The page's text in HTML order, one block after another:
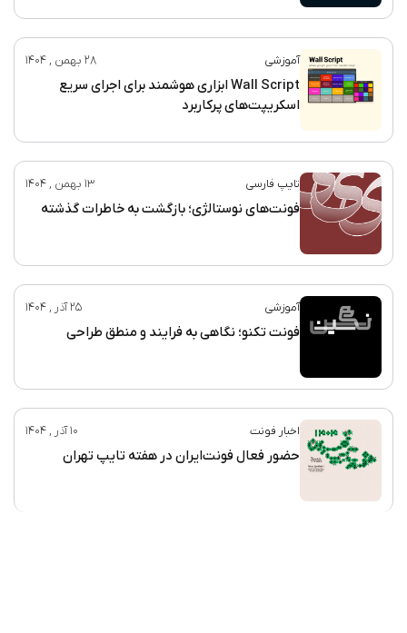
آموزشی 28 بهمن , 1404
Wall Script ابزاری هوشمند برای اجرای سریع
اسکریپت‌های پرکاربرد
تایپ فارسی 13 بهمن , 1404
فونت‌های نوستالژی؛ بازگشت به خاطرات گذشته
آموزشی 25 آذر , 1404
فونت تکنو؛ نگاهی به فرایند و منطق طراحی
اخبار فونت 10 آذر , 1404
حضور فعال فونت‌ایران در هفته تایپ تهران